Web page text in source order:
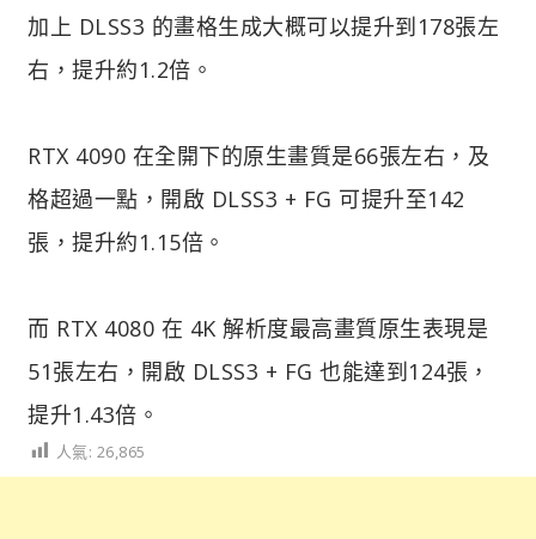
加上 DLSS3 的畫格生成大概可以提升到178張左
右，提升約1.2倍。
RTX 4090 在全開下的原生畫質是66張左右，及
格超過一點，開啟 DLSS3 + FG 可提升至142
張，提升約1.15倍。
而 RTX 4080 在 4K 解析度最高畫質原生表現是
51張左右，開啟 DLSS3 + FG 也能達到124張，
提升1.43倍。
人氣: 26,865